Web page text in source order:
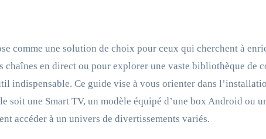
comme une solution de choix pour ceux qui cherchent à
chaînes en direct ou pour explorer une vaste bibliothèque de
indispensable. Ce guide vise à vous orienter dans
soit une Smart TV, un modèle équipé d’une box Android ou
accéder à un univers de divertissements variés.